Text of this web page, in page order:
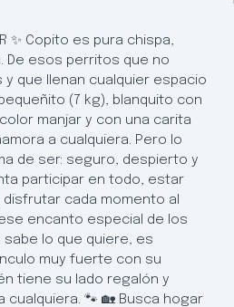
✨ Copito es pura chispa,
De esos perritos que no
que llenan cualquier espacio
(7 kg), blanquito con
manjar y con una carita
a cualquiera. Pero lo
de ser: seguro, despierto y
participar en todo, estar
cada momento al
encanto especial de los
lo que quiere, es
muy fuerte con su
tiene su lado regalón y
🐾 🏡 Busca hogar